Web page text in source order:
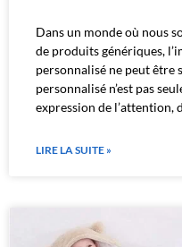
Dans un monde où nous
de produits génériques,
personnalisé ne peut être
personnalisé n’est pas
expression de l’attention,
LIRE LA SUITE »